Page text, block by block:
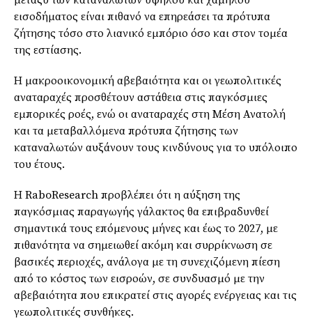
εισοδήματος είναι πιθανό να επηρεάσει τα πρότυπα
ζήτησης τόσο στο λιανικό εμπόριο όσο και στον τομέα
της εστίασης.
Η μακροοικονομική αβεβαιότητα και οι γεωπολιτικές
αναταραχές προσθέτουν αστάθεια στις παγκόσμιες
εμπορικές ροές, ενώ οι αναταραχές στη Μέση Ανατολή
και τα μεταβαλλόμενα πρότυπα ζήτησης των
καταναλωτών αυξάνουν τους κινδύνους για το υπόλοιπο
του έτους.
Η RaboResearch προβλέπει ότι η αύξηση της
παγκόσμιας παραγωγής γάλακτος θα επιβραδυνθεί
σημαντικά τους επόμενους μήνες και έως το 2027, με
πιθανότητα να σημειωθεί ακόμη και συρρίκνωση σε
βασικές περιοχές, ανάλογα με τη συνεχιζόμενη πίεση
από το κόστος των εισροών, σε συνδυασμό με την
αβεβαιότητα που επικρατεί στις αγορές ενέργειας και τις
γεωπολιτικές συνθήκες.